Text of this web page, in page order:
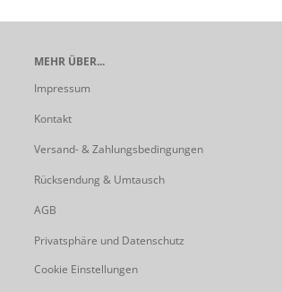
MEHR ÜBER...
Impressum
Kontakt
Versand- & Zahlungsbedingungen
Rücksendung & Umtausch
AGB
Privatsphäre und Datenschutz
Cookie Einstellungen